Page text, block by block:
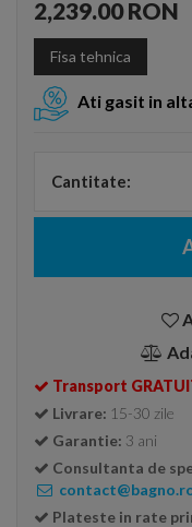
2,239.00 RON
Fisa tehnica
Ati gasit in
Cantitate:
Transport
Livrare: 15-30 zile
Garantie: 3 ani
Consultanta de
Plateste in rate